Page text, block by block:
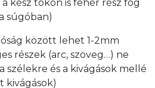
kész tokon is fehér rész fog
súgóban)
között lehet 1-2mm
részek (arc, szöveg…) ne
és a kivágások mellé
kivágások)